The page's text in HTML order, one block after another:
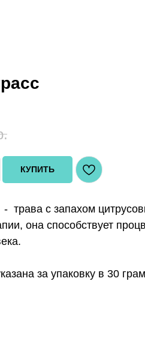
КУПИТЬ
трава с запахом
она способствует
за упаковку в 30